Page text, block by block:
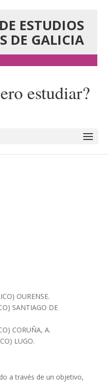
ESTUDIOS
DE GALICIA
estudiar?
OURENSE.
SANTIAGO DE
CORUÑA, A.
LUGO.
a través de un objetivo,